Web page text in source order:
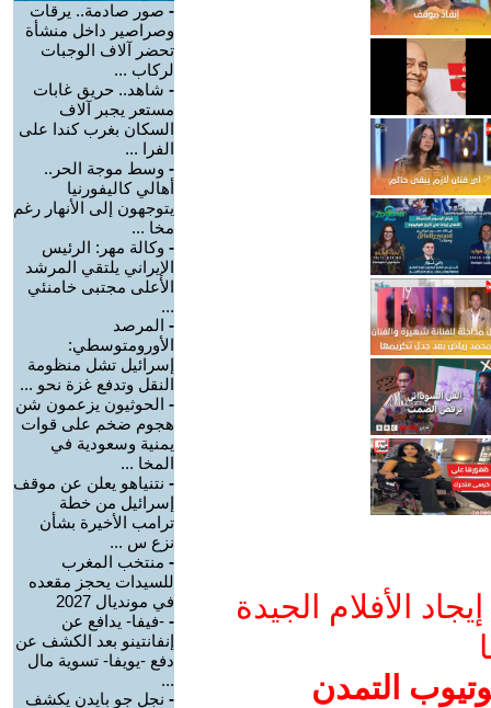
الأفلام الجيدة
التمدن
- صور صادمة.. يرقات
وصراصير داخل منشأة
تحضر آلاف الوجبات
لركاب ...
- شاهد.. حريق غابات
مستعر يجبر آلاف
السكان بغرب كندا على
الفرا ...
- وسط موجة الحر..
أهالي كاليفورنيا
يتوجهون إلى الأنهار رغم
مخا ...
- وكالة مهر: الرئيس
الإيراني يلتقي المرشد
الأعلى مجتبى خامنئي
...
- المرصد
الأورومتوسطي:
إسرائيل تشل منظومة
النقل وتدفع غزة نحو ...
- الحوثيون يزعمون شن
هجوم ضخم على قوات
يمنية وسعودية في
المخا ...
- نتنياهو يعلن عن موقف
إسرائيل من خطة
ترامب الأخيرة بشأن
نزع س ...
- منتخب المغرب
للسيدات يحجز مقعده
في مونديال 2027
- -فيفا- يدافع عن
إنفانتينو بعد الكشف عن
دفع -يويفا- تسوية مال
...
- نجل جو بايدن يكشف